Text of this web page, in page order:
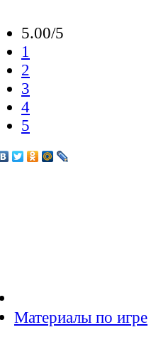
5.00/5
1
2
3
4
5
Материалы по игре